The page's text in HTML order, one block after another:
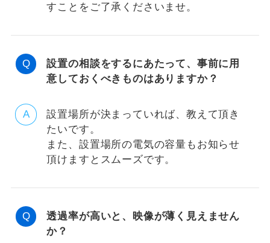
すことをご了承くださいませ。
設置の相談をするにあたって、事前に用
意しておくべきものはありますか？
設置場所が決まっていれば、教えて頂き
たいです。
また、設置場所の電気の容量もお知らせ
頂けますとスムーズです。
透過率が高いと、映像が薄く見えません
か？